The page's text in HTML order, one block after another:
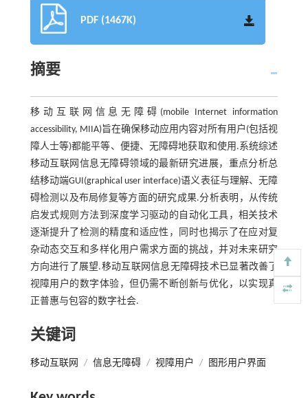
PDF (1467K)
摘要
移动互联网信息无障碍(mobile Internet information
accessibility, MIIA)旨在确保移动应用内容对所有用户(包括视
障人士等)都能平等、便捷、无障碍地获取和使用.系统综述
移动互联网信息无障碍领域的最新研究进展，重点分析总
结移动端GUI(graphical user interface)语义表征与理解、无障
碍检测以及布局修复等方面的研究成果.分析表明，从传统
启发式规则方法到深度学习驱动的自动化工具，相关技术
逐渐提升了检测的精度和适应性，同时也揭示了在应对复
杂动态交互和多样化用户需求方面的挑战，并对未来研究
方向进行了展望.移动互联网信息无障碍技术已显著改善了
视障用户的数字体验，但仍需不断创新与优化，以实现真
正普惠与包容的数字社会.
关键词
移动互联网 / 信息无障碍 / 视障用户 / 图形用户界面